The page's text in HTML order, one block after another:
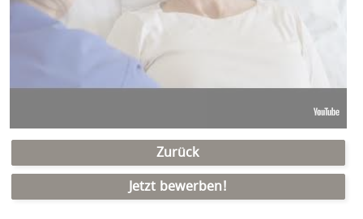
Zurück
Jetzt bewerben!